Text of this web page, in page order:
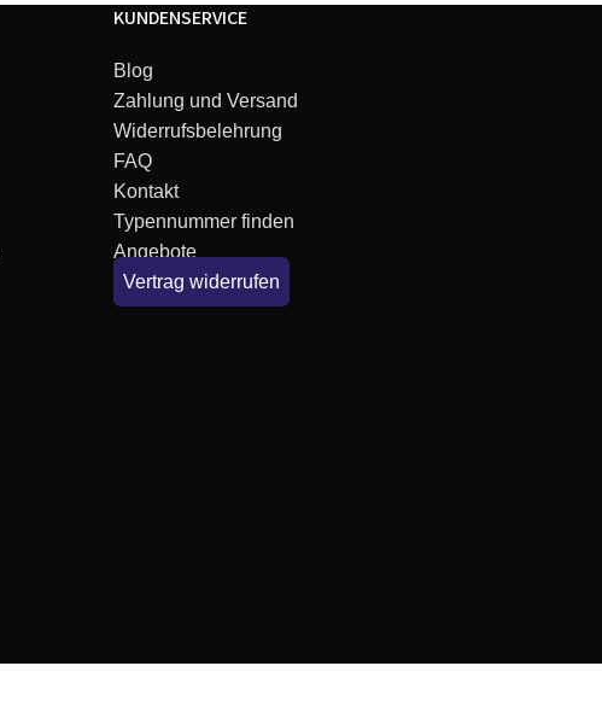
KUNDENSERVICE
Blog
Zahlung und Versand
Widerrufsbelehrung
FAQ
Kontakt
Typennummer finden
Angebote
Vertrag widerrufen